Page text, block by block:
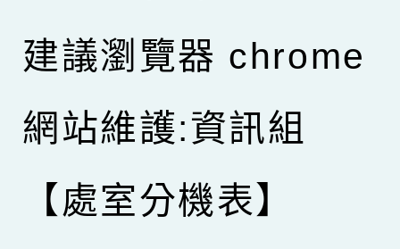
建議瀏覽器 chrome
網站維護:資訊組
【處室分機表】